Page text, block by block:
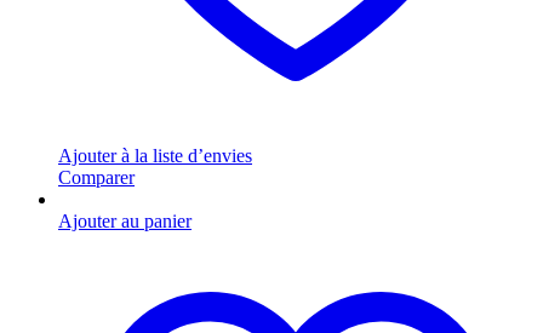
Ajouter à la liste d’envies
Comparer
Ajouter au panier